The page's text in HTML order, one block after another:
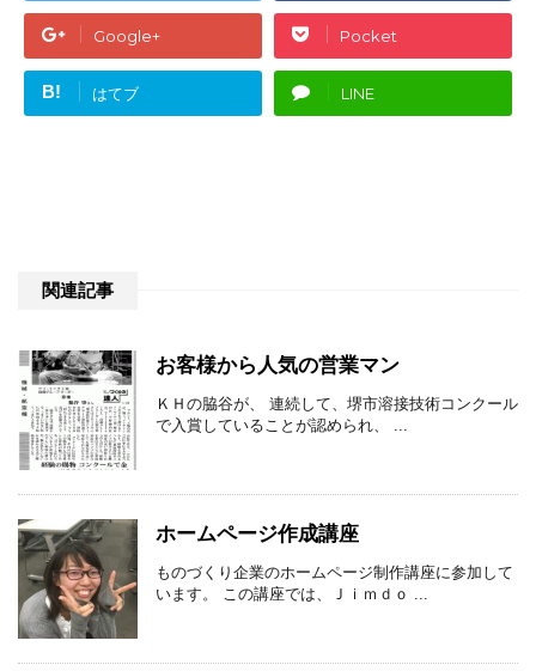
Google+ Pocket
B! はてブ LINE
関連記事
お客様から人気の営業マン
ＫＨの脇谷が、 連続して、堺市溶接技術コンクール
で入賞していることが認められ、 ...
ホームページ作成講座
ものづくり企業のホームページ制作講座に参加して
います。 この講座では、Ｊｉｍｄｏ ...